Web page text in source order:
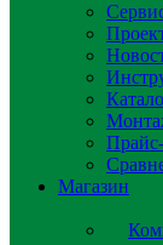
Магазин